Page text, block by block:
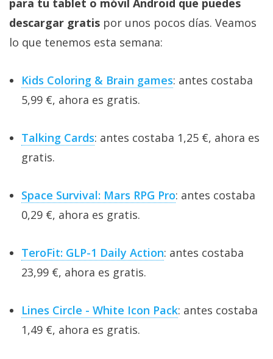
descargar gratis por unos pocos días. Veamos
lo que tenemos esta semana:
Kids Coloring & Brain games: antes costaba
5,99 €, ahora es gratis.
Talking Cards: antes costaba 1,25 €, ahora es
gratis.
Space Survival: Mars RPG Pro: antes costaba
0,29 €, ahora es gratis.
TeroFit: GLP-1 Daily Action: antes costaba
23,99 €, ahora es gratis.
Lines Circle - White Icon Pack: antes costaba
1,49 €, ahora es gratis.